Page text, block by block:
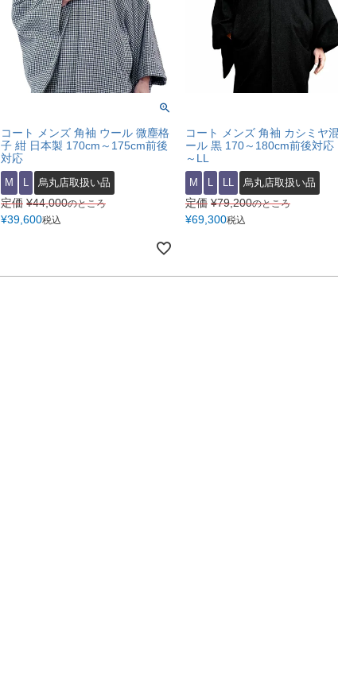
コート メンズ 角袖 ウール 微塵格
子 紺 日本製 170cm～175cm前後
対応
M 烏丸店取扱い品
定価 ¥44,000のところ
¥39,600税込
コート メンズ 角袖 カシミヤ
ール 黒 170～180cm前後対応
～LL
M 烏丸店取扱い品
定価 ¥79,200のところ
¥69,300税込